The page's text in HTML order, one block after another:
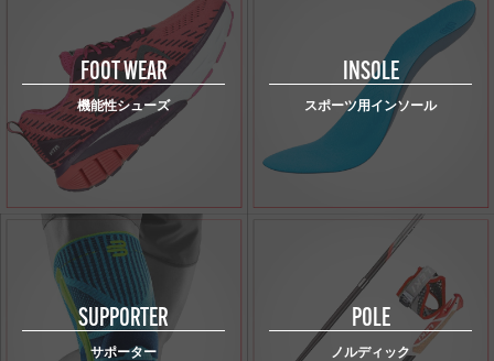
FOOT WEAR
機能性シューズ
INSOLE
スポーツ用インソール
SUPPORTER
サポーター
POLE
ノルディック